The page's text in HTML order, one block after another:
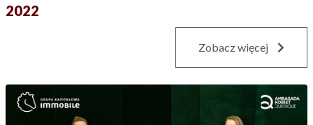
2022
Zobacz więcej